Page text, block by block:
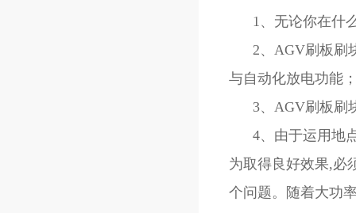
1、无论你在什么
2、AGV刷板刷块
与自动化放电功能
3、AGV刷板刷
4、由于运用地
为取得良好效果,必
个问题。随着大功